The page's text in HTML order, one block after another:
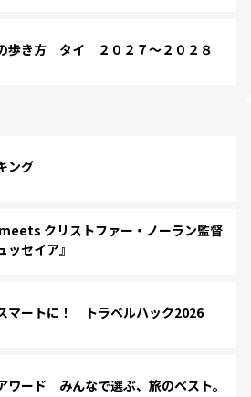
歩き方 タイ ２０２７～２０２８
ング
クリストファー・ノーラン監督
セイア』
マートに！ トラベルハック2026
ワード みんなで選ぶ、旅のベスト。